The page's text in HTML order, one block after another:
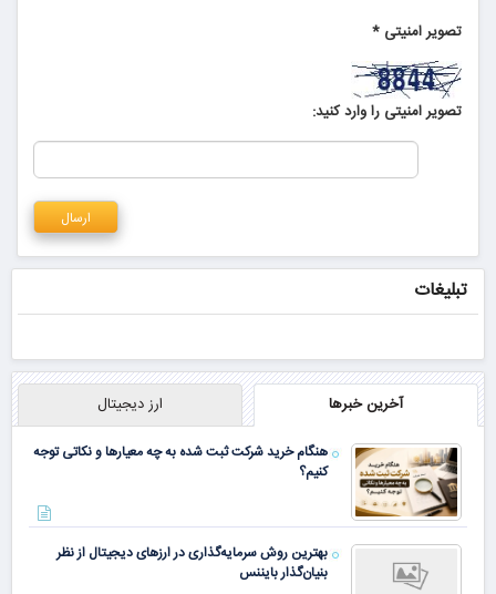
تصویر امنیتی *
تصویر امنیتی را وارد کنید:
تبلیغات
آخرین خبرها ارز دیجیتال
هنگام خرید شرکت ثبت شده به چه معیارها و نکاتی توجه
کنیم؟
بهترین روش سرمایه‌گذاری در ارزهای دیجیتال از نظر
بنیان‌گذار بایننس